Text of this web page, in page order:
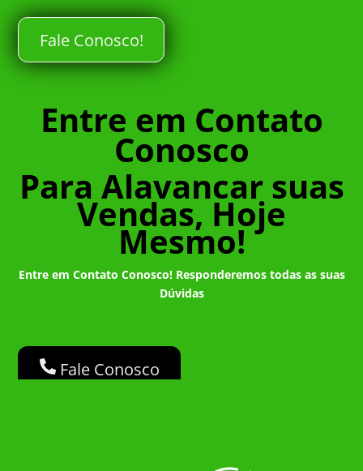
Fale Conosco!
Entre em Contato
Conosco
Para Alavancar suas
Vendas, Hoje
Mesmo!
Entre em Contato Conosco! Responderemos todas as suas
Dúvidas
Fale Conosco